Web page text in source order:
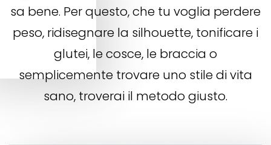
sa bene. Per questo, che tu voglia perdere
peso, ridisegnare la silhouette, tonificare i
glutei, le cosce, le braccia o
semplicemente trovare uno stile di vita
sano, troverai il metodo giusto.